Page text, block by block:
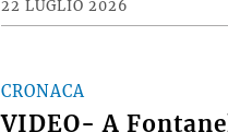
22 LUGLIO 2026
#Motori&Dintorni –
questa sera